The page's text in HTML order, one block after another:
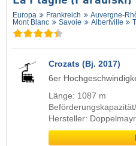
Europa Frankreich Auvergne-
Mont Blanc
Savoie Albertville
Crozats (Bj. 2017)
6er
Länge: 1087 m
Hersteller: Doppelmayr